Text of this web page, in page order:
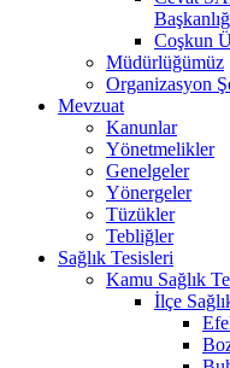
Coşkun
Müdürlüğümüz
Organizasyon
Mevzuat
Kanunlar
Yönetmelikler
Genelgeler
Yönergeler
Tüzükler
Tebliğler
Sağlık Tesisleri
Kamu Sağlık
İlçe